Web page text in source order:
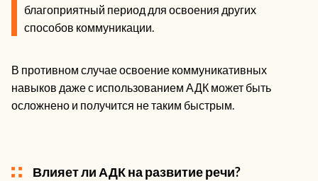
благоприятный период для освоения других
способов коммуникации.
В противном случае освоение коммуникативных
навыков даже с использованием АДК может быть
осложнено и получится не таким быстрым.
Влияет ли АДК на развитие речи?